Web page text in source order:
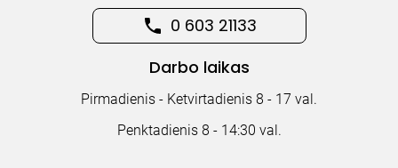
0 603 21133
Darbo laikas
Pirmadienis - Ketvirtadienis 8 - 17 val.
Penktadienis 8 - 14:30 val.